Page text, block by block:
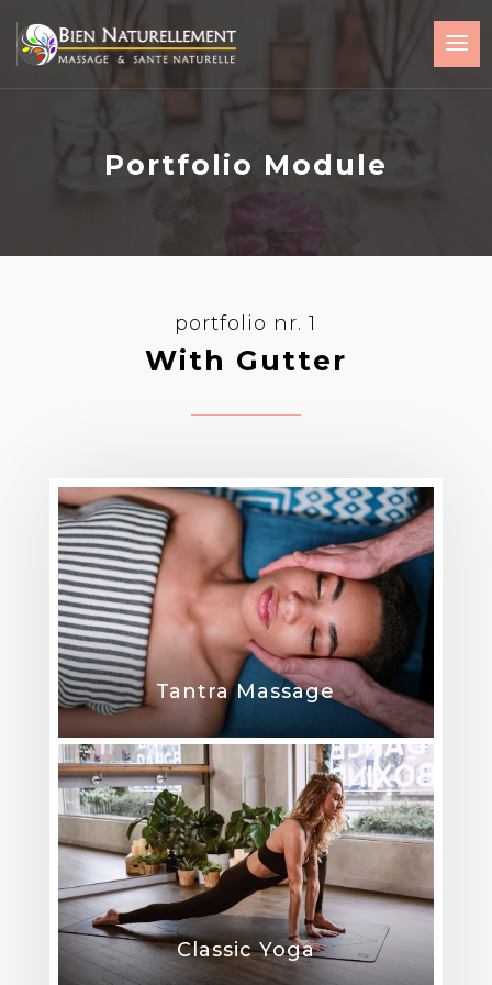
Portfolio Module
portfolio nr. 1
With Gutter
Tantra Massage
Classic Yoga